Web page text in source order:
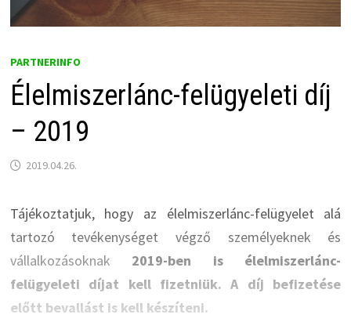
PARTNERINFO
Élelmiszerlánc-felügyeleti díj
– 2019
2019.04.26.
Tájékoztatjuk, hogy az élelmiszerlánc-felügyelet alá
tartozó tevékenységet végző személyeknek és
vállalkozásoknak 2019-ben is élelmiszerlánc-
felügyeleti díjat kell fizetniük. A díj befizetése
előtt bevallást is kell készíteni.